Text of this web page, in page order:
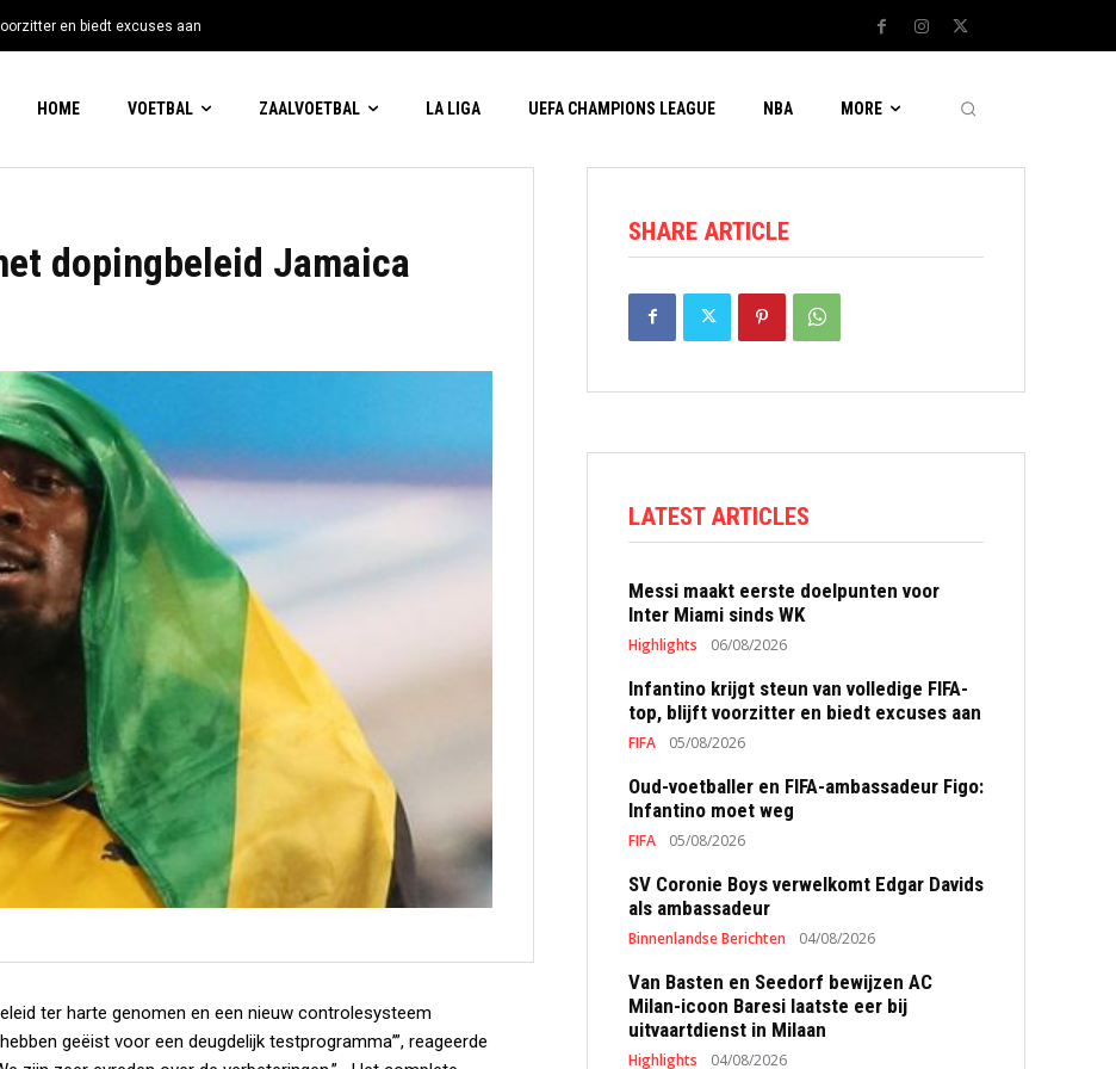
en biedt excuses aan
HOME VOETBAL ZAALVOETBAL LA LIGA UEFA CHAMPIONS LEAGUE NBA MORE
dopingbeleid Jamaica
ter harte genomen en een nieuw controlesysteem
geëist voor een deugdelijk testprogramma’”, reageerde
SHARE ARTICLE
LATEST ARTICLES
Messi maakt eerste doelpunten voor
Inter Miami sinds WK
Highlights 06/08/2026
Infantino krijgt steun van volledige FIFA-
top, blijft voorzitter en biedt excuses aan
FIFA 05/08/2026
Oud-voetballer en FIFA-ambassadeur Figo:
Infantino moet weg
FIFA 05/08/2026
SV Coronie Boys verwelkomt Edgar Davids
als ambassadeur
Binnenlandse Berichten 04/08/2026
Van Basten en Seedorf bewijzen AC
Milan-icoon Baresi laatste eer bij
uitvaartdienst in Milaan
Highlights 04/08/2026